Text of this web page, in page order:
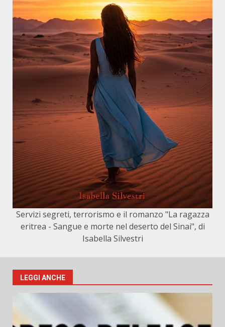
Servizi segreti, terrorismo e il romanzo "La ragazza
eritrea - Sangue e morte nel deserto del Sinai", di
Isabella Silvestri
LEGGI ANCHE